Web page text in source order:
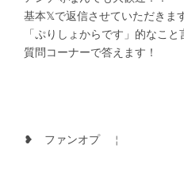
基本𝕏で返信させていただきます
「ぷりしょからです」的なこと
質問コーナーで答えます！
❥　ファンオプ　￤